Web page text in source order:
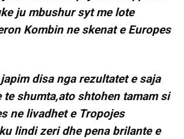
ju mbushur syt me lote
Kombin ne skenat e Europes
disa nga rezultatet e saja
te shumta,ato shtohen tamam si
ne livadhet e Tropojes
lindi zeri dhe pena brilante e